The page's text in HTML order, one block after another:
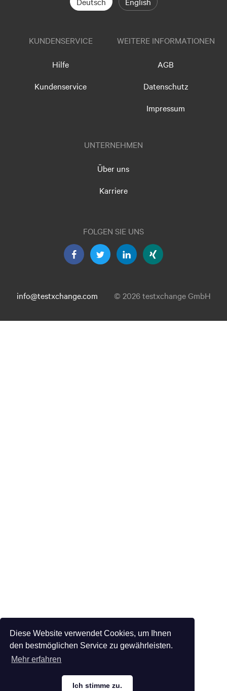
Diese Website verwendet Cookies, um Ihnen
den bestmöglichen Service zu gewährleisten.
Mehr erfahren
Ich stimme zu.
KUNDENSERVICE
Hilfe
Kundenservice
WEITERE INFORMATIONEN
AGB
Datenschutz
Impressum
UNTERNEHMEN
Über uns
Karriere
FOLGEN SIE UNS
info@testxchange.com © 2026 testxchange GmbH